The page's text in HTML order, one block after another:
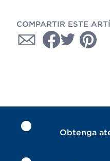
COMPARTIR ESTE
Obtenga